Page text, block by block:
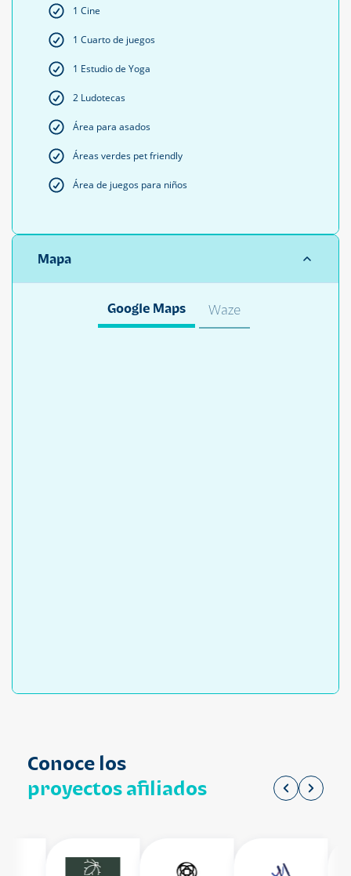
1 Cine
1 Cuarto de juegos
1 Estudio de Yoga
2 Ludotecas
Área para asados
Áreas verdes pet friendly
Área de juegos para niños
Mapa
Google Maps Waze
Conoce los
proyectos afiliados